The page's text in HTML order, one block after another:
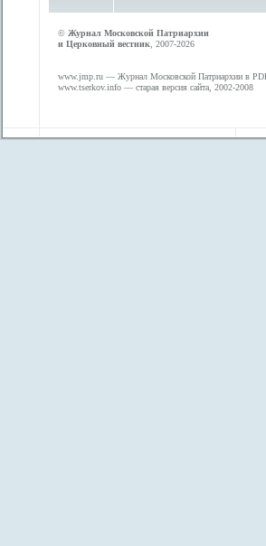
© Журнал Московской Патриархии
и Церковный вестник , 2007-2026
www.jmp.ru — Журнал Московской Патриархии в
www.tserkov.info — старая версия сайта, 2002-2008